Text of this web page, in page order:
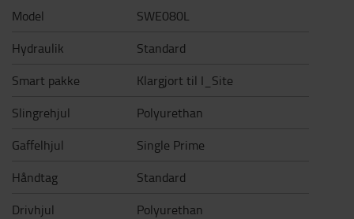
Model
SWE080L
Hydraulik
Standard
Smart pakke
Klargjort til I_Site
Slingrehjul
Polyurethan
Gaffelhjul
Single Prime
Håndtag
Standard
Drivhjul
Polyurethan